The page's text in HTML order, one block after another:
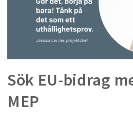
Sök EU-bidrag
MEP